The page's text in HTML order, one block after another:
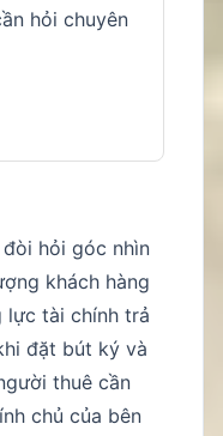
hỏi chuyên
hỏi góc nhìn
khách hàng
tài chính trả
đặt bút ký và
thuê cần
chủ của bên